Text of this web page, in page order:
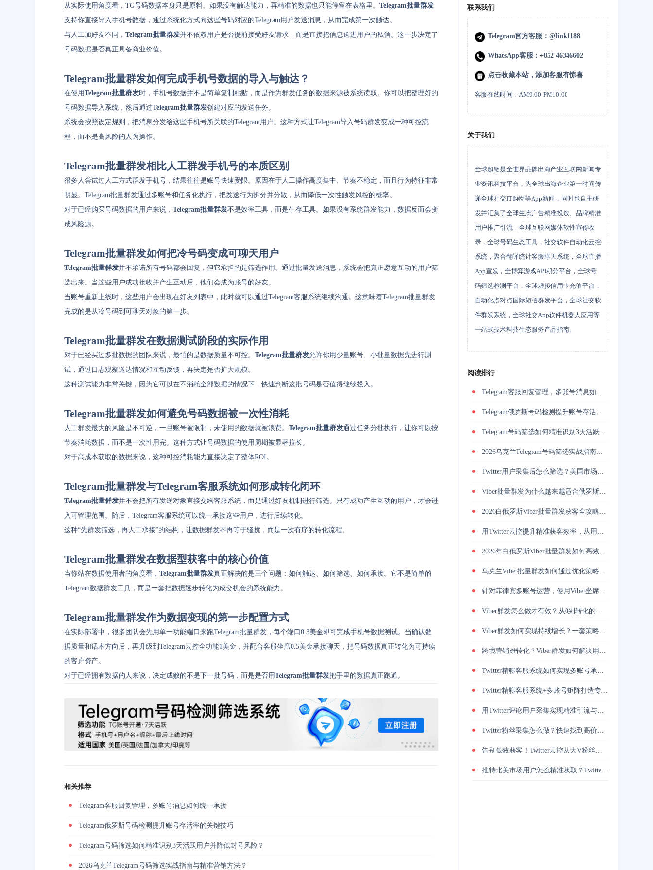
从实际使用角度看，TG号码数据本身只是原料。如果没有触达能力，再精准的数据也只能停留在表格里。 Telegram批量群发
支持你直接导入手机号数据，通过系统化方式向这些号码对应的Telegram用户发送消息，从而完成第一次触达。
与人工加好友不同， Telegram批量群发并不依赖用户是否提前接受好友请求，而是直接把信息送进用户的私信。这一步决定了
号码数据是否真正具备商业价值。
Telegram批量群发如何完成手机号数据的导入与触达？
在使用Telegram批量群发时，手机号数据并不是简单复制粘贴，而是作为群发任务的数据来源被系统读取。你可以把整理好的
号码数据导入系统，然后通过Telegram批量群发创建对应的发送任务。
系统会按照设定规则，把消息分发给这些手机号所关联的Telegram用户。这种方式让Telegram导入号码群发变成一种可控流
程，而不是高风险的人为操作。
Telegram批量群发相比人工群发手机号的本质区别
很多人尝试过人工方式群发手机号，结果往往是账号快速受限。原因在于人工操作高度集中、节奏不稳定，而且行为特征非常
明显。Telegram批量群发通过多账号和任务化执行，把发送行为拆分并分散，从而降低一次性触发风控的概率。
对于已经购买号码数据的用户来说， Telegram批量群发不是效率工具，而是生存工具。如果没有系统群发能力，数据反而会变
成风险源。
Telegram批量群发如何把冷号码变成可聊天用户
Telegram批量群发并不承诺所有号码都会回复，但它承担的是筛选作用。通过批量发送消息，系统会把真正愿意互动的用户筛
选出来。当这些用户成功接收并产生互动后，他们会成为账号的好友。
当账号重新上线时，这些用户会出现在好友列表中，此时就可以通过Telegram客服系统继续沟通。这意味着Telegram批量群发
完成的是从冷号码到可聊天对象的第一步。
Telegram批量群发在数据测试阶段的实际作用
对于已经买过多批数据的团队来说，最怕的是数据质量不可控。 Telegram批量群发允许你用少量账号、小批量数据先进行测
试，通过日志观察送达情况和互动反馈，再决定是否扩大规模。
这种测试能力非常关键，因为它可以在不消耗全部数据的情况下，快速判断这批号码是否值得继续投入。
Telegram批量群发如何避免号码数据被一次性消耗
人工群发最大的风险是不可逆，一旦账号被限制，未使用的数据就被浪费。 Telegram批量群发通过任务分批执行，让你可以按
节奏消耗数据，而不是一次性用完。这种方式让号码数据的使用周期被显著拉长。
对于高成本获取的数据来说，这种可控消耗能力直接决定了整体ROI。
Telegram批量群发与Telegram客服系统如何形成转化闭环
Telegram批量群发并不会把所有发送对象直接交给客服系统，而是通过好友机制进行筛选。只有成功产生互动的用户，才会进
入可管理范围。随后，Telegram客服系统可以统一承接这些用户，进行后续转化。
这种“先群发筛选，再人工承接”的结构，让数据群发不再等于骚扰，而是一次有序的转化流程。
Telegram批量群发在数据型获客中的核心价值
当你站在数据使用者的角度看， Telegram批量群发真正解决的是三个问题：如何触达、如何筛选、如何承接。它不是简单的
Telegram数据群发工具，而是一套把数据逐步转化为成交机会的系统能力。
Telegram批量群发作为数据变现的第一步配置方式
在实际部署中，很多团队会先用单一功能端口来跑Telegram批量群发，每个端口0.3美金即可完成手机号数据测试。当确认数
据质量和话术方向后，再升级到Telegram云控全功能1美金，并配合客服坐席0.5美金承接聊天，把号码数据真正转化为可持续
的客户资产。
对于已经拥有数据的人来说，决定成败的不是下一批号码，而是是否用Telegram批量群发把手里的数据真正跑通。
相关推荐
Telegram客服回复管理，多账号消息如何统一承接
Telegram俄罗斯号码检测提升账号存活率的关键技巧
Telegram号码筛选如何精准识别3天活跃用户并降低封号风险？
2026乌克兰Telegram号码筛选实战指南与精准营销方法？
联系我们
Telegram官方客服：@link1188
WhatsApp客服：+852 46346602
点击收藏本站，添加客服有惊喜
客服在线时间：AM9:00-PM10:00
关于我们
全球超链是全世界品牌出海产业互联网新闻专
业资讯科技平台，为全球出海企业第一时间传
递全球社交IT购物等App新闻，同时也自主研
发并汇集了全球生态广告精准投放、品牌精准
用户推广引流，全球互联网媒体软性宣传收
录，全球号码生态工具，社交软件自动化云控
系统，聚合翻译统计客服聊天系统，全球直播
App宣发，全博弈游戏API积分平台，全球号
码筛选检测平台，全球虚拟信用卡充值平台，
自动化点对点国际短信群发平台，全球社交软
件群发系统，全球社交App软件机器人应用等
一站式技术科技生态服务产品指南。
阅读排行
Telegram客服回复管理，多账号消息如何统一承接
Telegram俄罗斯号码检测提升账号存活率的关键技巧
Telegram号码筛选如何精准识别3天活跃用户并降低封号风险？
2026乌克兰Telegram号码筛选实战指南与精准营销方法？
Twitter用户采集后怎么筛选？美国市场活跃用户筛选提升私信回复率
Viber批量群发为什么越来越适合俄罗斯海外营销团队做用户触达？
2026白俄罗斯Viber批量群发获客全攻略，解决触达慢与转化低
用Twitter云控提升精准获客效率，从用户筛选到私信转化完整解析
2026年白俄罗斯Viber批量群发如何高效引流？
乌克兰Viber批量群发如何通过优化策略提升回复率与转化效果
针对菲律宾多账号运营，使用Viber坐席客服系统降低人力管理成本
Viber群发怎么做才有效？从0到转化的实战路径
Viber群发如何实现持续增长？一套策略放大转化能力
跨境营销难转化？Viber群发如何解决用户触达问题？
Twitter精聊客服系统如何实现多账号承接与转化提升
Twitter精聊客服系统+多账号矩阵打造专业增长策略
用Twitter评论用户采集实现精准引流与高转化的方法
Twitter粉丝采集怎么做？快速找到高价值用户
告别低效获客！Twitter云控从大V粉丝采集到私信自动转化的实操闭环
推特北美市场用户怎么精准获取？Twitter地区筛选实战技巧分享